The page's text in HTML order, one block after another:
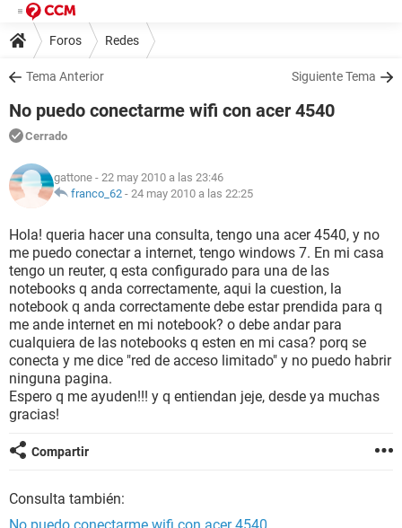
Foros Redes
Tema Anterior Siguiente Tema
No puedo conectarme wifi con acer 4540
Cerrado
gattone - 22 may 2010 a las 23:46
franco_62 - 24 may 2010 a las 22:25
Hola! queria hacer una consulta, tengo una acer 4540, y no
me puedo conectar a internet, tengo windows 7. En mi casa
tengo un reuter, q esta configurado para una de las
notebooks q anda correctamente, aqui la cuestion, la
notebook q anda correctamente debe estar prendida para q
me ande internet en mi notebook? o debe andar para
cualquiera de las notebooks q esten en mi casa? porq se
conecta y me dice "red de acceso limitado" y no puedo habrir
ninguna pagina.
Espero q me ayuden!!! y q entiendan jeje, desde ya muchas
gracias!
Compartir
Consulta también: